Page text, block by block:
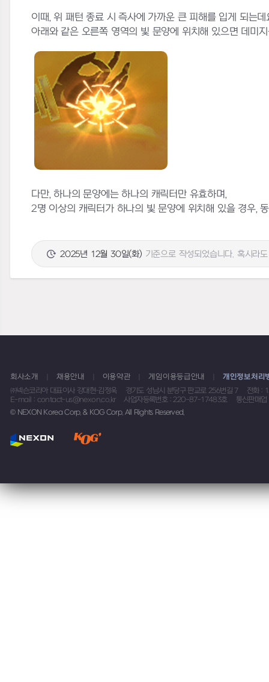
이때, 위 패턴 종료 시 즉사에 가까운 큰 피해를 입게 되는데
아래와 같은 오른쪽 영역의 빛 문양에 위치해 있으면 데미
다만, 하나의 문양에는 하나의 캐릭터만 유효하며,
2명 이상의 캐릭터가 하나의 빛 문양에 위치해 있을 경우,
2025년 12월 30일(화) 기준으로 작성되었습니다. 혹시라
회사소개 채용안내 이용약관 게임이용등급안내
개인정보처리
㈜넥슨코리아 대표이사 강대현·김정욱
경기도 성남시 분당구 판교로 256번길 7
전화 :
E-mail : contact-us@nexon.co.kr
사업자등록번호 : 220-87-17483호
통신판매
© NEXON Korea Corp. & KOG Corp. All Rights Reserved.